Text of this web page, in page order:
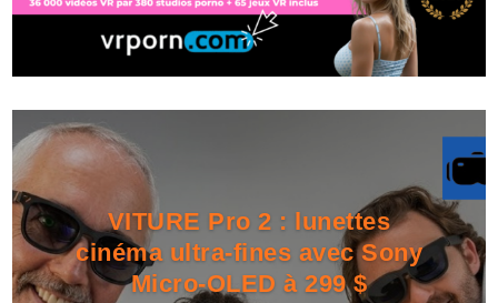
VITURE Pro 2 : lunettes
cinéma ultra-fines avec Sony
Micro-OLED à 299 $